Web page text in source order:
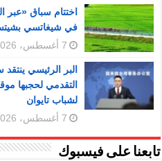
اختتام سباق «عبر
في شيغاتسي
7 أغسطس، 2026
البر الرئيسي
التقدمي لحجبها
لشباب تايوان
7 أغسطس، 2026
تابعنا على فيسبوك